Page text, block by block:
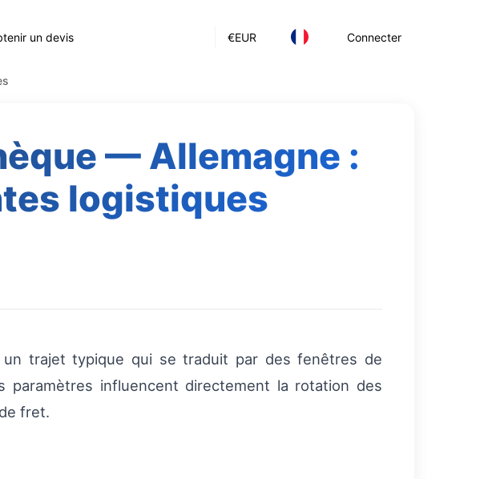
€EUR Connecter
un devis
— Allemagne :
logistiques
un trajet typique qui se traduit par des fenêtres de
influencent directement la rotation des
de fret.